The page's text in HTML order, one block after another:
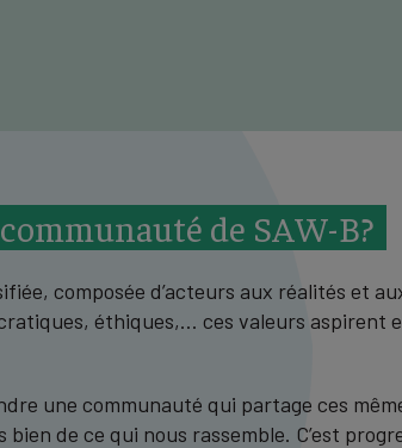
de SAW-B?
composée d’acteurs aux réalités et
éthiques,… ces valeurs aspirent
une communauté qui partage ces
de ce qui nous rassemble. C’est